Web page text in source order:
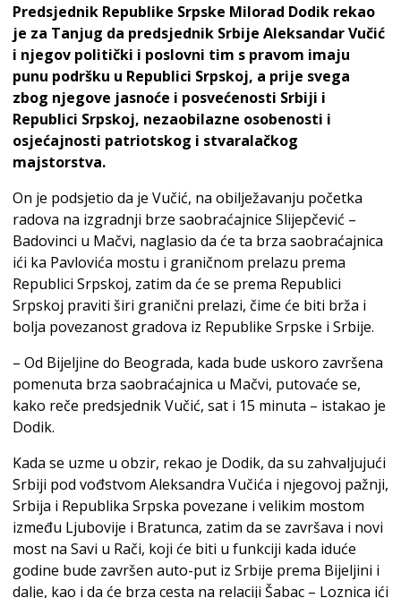
Predsjednik Republike Srpske Milorad Dodik rekao
je za Tanjug da predsjednik Srbije Aleksandar Vučić
i njegov politički i poslovni tim s pravom imaju
punu podršku u Republici Srpskoj, a prije svega
zbog njegove jasnoće i posvećenosti Srbiji i
Republici Srpskoj, nezaobilazne osobenosti i
osjećajnosti patriotskog i stvaralačkog
majstorstva.
On je podsjetio da je Vučić, na obilježavanju početka
radova na izgradnji brze saobraćajnice Slijepčević –
Badovinci u Mačvi, naglasio da će ta brza saobraćajnica
ići ka Pavlovića mostu i graničnom prelazu prema
Republici Srpskoj, zatim da će se prema Republici
Srpskoj praviti širi granični prelazi, čime će biti brža i
bolja povezanost gradova iz Republike Srpske i Srbije.
– Od Bijeljine do Beograda, kada bude uskoro završena
pomenuta brza saobraćajnica u Mačvi, putovaće se,
kako reče predsjednik Vučić, sat i 15 minuta – istakao je
Dodik.
Kada se uzme u obzir, rekao je Dodik, da su zahvaljujući
Srbiji pod vođstvom Aleksandra Vučića i njegovoj pažnji,
Srbija i Republika Srpska povezane i velikim mostom
između Ljubovije i Bratunca, zatim da se završava i novi
most na Savi u Rači, koji će biti u funkciji kada iduće
godine bude završen auto-put iz Srbije prema Bijeljini i
dalje, kao i da će brza cesta na relaciji Šabac – Loznica ići